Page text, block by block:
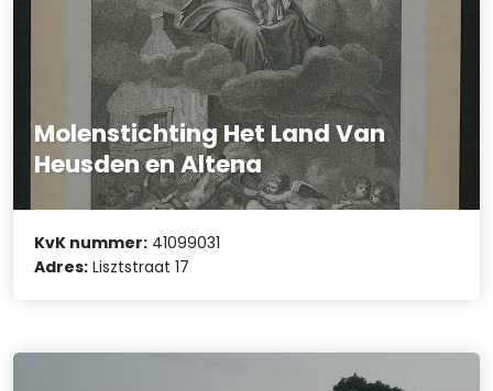
Molenstichting Het Land Van
Heusden en Altena
KvK nummer: 41099031
Adres: Lisztstraat 17